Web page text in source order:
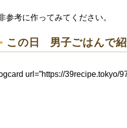
参考に作ってみてください。
この日 男子ごはんで
url=”https://39recipe.tokyo/